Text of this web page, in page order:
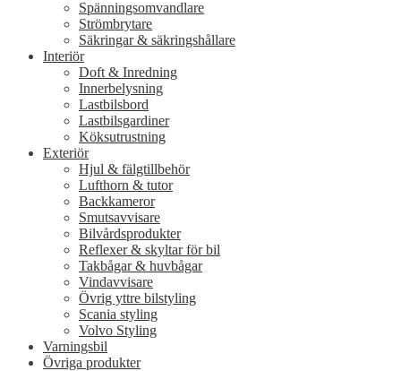
Spänningsomvandlare
Strömbrytare
Säkringar & säkringshållare
Interiör
Doft & Inredning
Innerbelysning
Lastbilsbord
Lastbilsgardiner
Köksutrustning
Exteriör
Hjul & fälgtillbehör
Lufthorn & tutor
Backkameror
Smutsavvisare
Bilvårdsprodukter
Reflexer & skyltar för bil
Takbågar & huvbågar
Vindavvisare
Övrig yttre bilstyling
Scania styling
Volvo Styling
Varningsbil
Övriga produkter